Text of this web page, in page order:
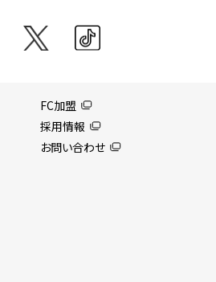
FC加盟
採用情報
お問い合わせ